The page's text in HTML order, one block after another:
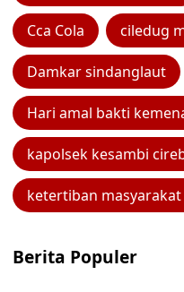
Cca Cola ciledug
Damkar sindanglaut
Hari amal bakti
kapolsek kesambi
ketertiban
Berita Populer